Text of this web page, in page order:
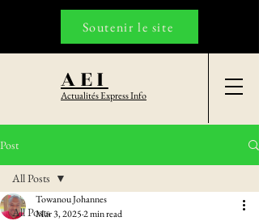
AEI
Actualités Express Info
Soutenir le site
Post
All Posts
All Posts
Towanou Johannes
Mar 3, 20252 min read